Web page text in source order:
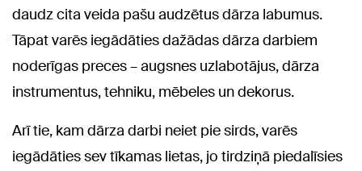
daudz cita veida pašu audzētus dārza labumus.
Tāpat varēs iegādāties dažādas dārza darbiem
noderīgas preces – augsnes uzlabotājus, dārza
instrumentus, tehniku, mēbeles un dekorus.
Arī tie, kam dārza darbi neiet pie sirds, varēs
iegādāties sev tīkamas lietas, jo tirdziņā piedalīsies